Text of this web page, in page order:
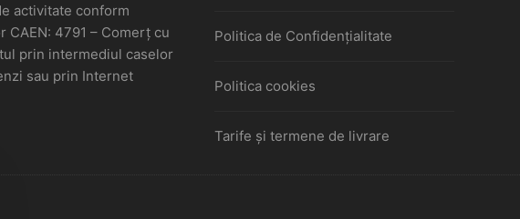
activitate conform
CAEN: 4791 – Comerţ cu
prin intermediul caselor
sau prin Internet
Politica de Confidențialitate
Politica cookies
Tarife și termene de livrare